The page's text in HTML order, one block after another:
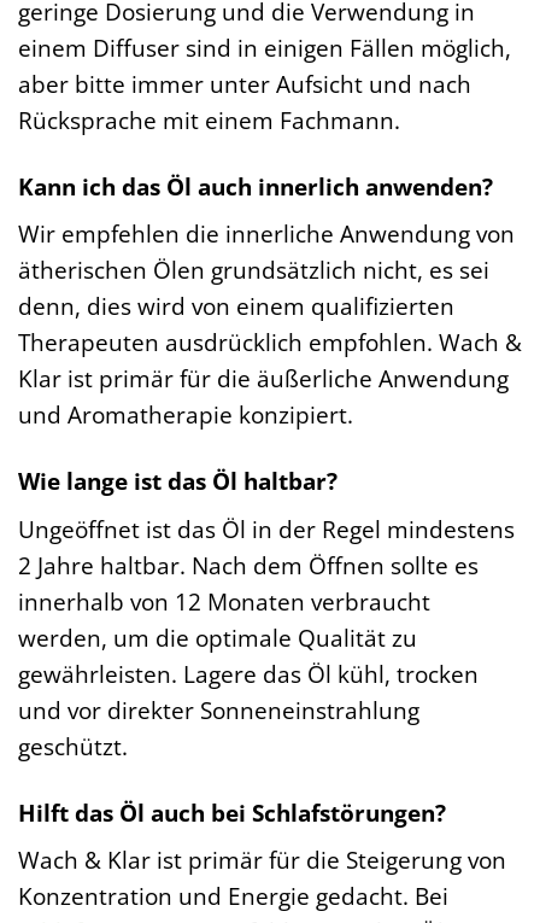
geringe Dosierung und die Verwendung in
einem Diffuser sind in einigen Fällen möglich,
aber bitte immer unter Aufsicht und nach
Rücksprache mit einem Fachmann.
Kann ich das Öl auch innerlich anwenden?
Wir empfehlen die innerliche Anwendung von
ätherischen Ölen grundsätzlich nicht, es sei
denn, dies wird von einem qualifizierten
Therapeuten ausdrücklich empfohlen. Wach &
Klar ist primär für die äußerliche Anwendung
und Aromatherapie konzipiert.
Wie lange ist das Öl haltbar?
Ungeöffnet ist das Öl in der Regel mindestens
2 Jahre haltbar. Nach dem Öffnen sollte es
innerhalb von 12 Monaten verbraucht
werden, um die optimale Qualität zu
gewährleisten. Lagere das Öl kühl, trocken
und vor direkter Sonneneinstrahlung
geschützt.
Hilft das Öl auch bei Schlafstörungen?
Wach & Klar ist primär für die Steigerung von
Konzentration und Energie gedacht. Bei